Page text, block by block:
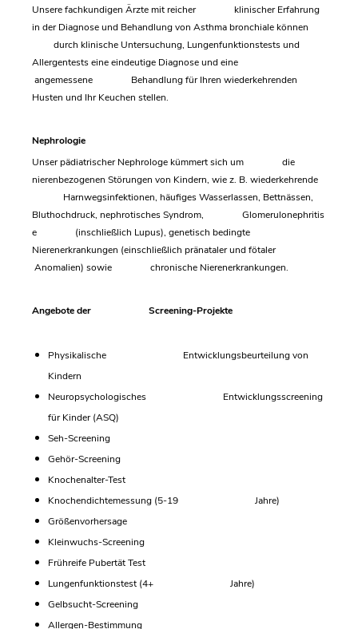
Unsere fachkundigen Ärzte mit reicher klinischer Erfahrung
in der Diagnose und Behandlung von Asthma bronchiale können
durch klinische Untersuchung, Lungenfunktionstests und
Allergentests eine eindeutige Diagnose und eine
angemessene Behandlung für Ihren wiederkehrenden
Husten und Ihr Keuchen stellen.
Nephrologie
Unser pädiatrischer Nephrologe kümmert sich um die
nierenbezogenen Störungen von Kindern, wie z. B. wiederkehrende
Harnwegsinfektionen, häufiges Wasserlassen, Bettnässen,
Bluthochdruck, nephrotisches Syndrom, Glomerulonephritis
e (inschließlich Lupus), genetisch bedingte
Nierenerkrankungen (einschließlich pränataler und fötaler
Anomalien) sowie chronische Nierenerkrankungen.
Angebote der Screening-Projekte
Physikalische Entwicklungsbeurteilung von
Kindern
Neuropsychologisches Entwicklungsscreening
für Kinder (ASQ)
Seh-Screening
Gehör-Screening
Knochenalter-Test
Knochendichtemessung (5-19 Jahre)
Größenvorhersage
Kleinwuchs-Screening
Frühreife Pubertät Test
Lungenfunktionstest (4+ Jahre)
Gelbsucht-Screening
Allergen-Bestimmung